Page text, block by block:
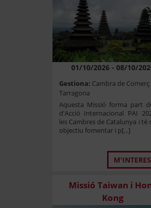
01/10/2026 - 08/10/
Gestiona: Cambra de Comerç
Tarragona
Aquesta Missió forma part
d'Acció Internacional PAI
les Cambres de Catalunya i té
objectiu fomentar i p[...]
Missió Taiwan i
Kong